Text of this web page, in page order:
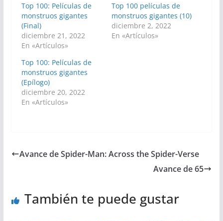
Top 100: Películas de
monstruos gigantes
(Final)
diciembre 21, 2022
En «Artículos»
Top 100 películas de
monstruos gigantes (10)
diciembre 2, 2022
En «Artículos»
Top 100: Películas de
monstruos gigantes
(Epílogo)
diciembre 20, 2022
En «Artículos»
Avance de Spider-Man: Across the Spider-Verse
Avance de 65
También te puede gustar